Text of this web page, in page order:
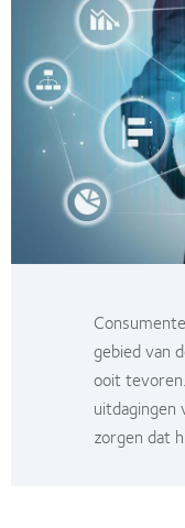
gebied van
ooit
zorgen dat